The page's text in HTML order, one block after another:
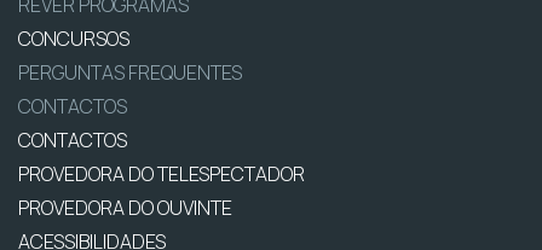
CONCURSOS
PERGUNTAS FREQUENTES
CONTACTOS
CONTACTOS
PROVEDORA DO TELESPECTADOR
PROVEDORA DO OUVINTE
ACESSIBILIDADES